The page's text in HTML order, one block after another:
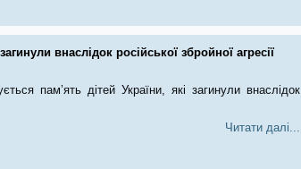
внаслідок російської збройної агресії
пам’ять дітей України, які загинули внаслідок
Читати далі...